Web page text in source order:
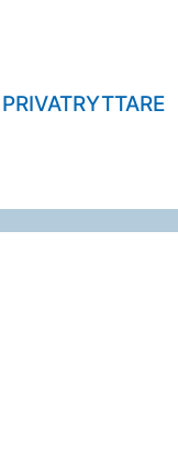
PRIVATRYTTARE